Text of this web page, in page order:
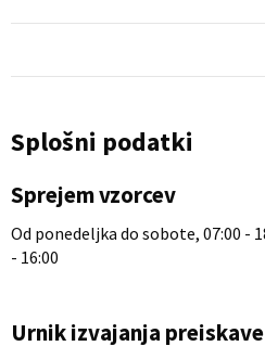
Splošni podatki
Sprejem vzorcev
Od ponedeljka do sobote, 07:00 -
- 16:00
Urnik izvajanja preiskave